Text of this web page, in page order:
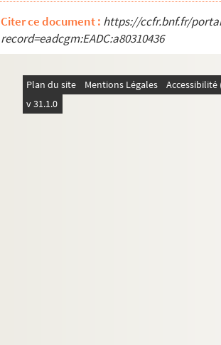
Citer ce document : https://ccfr.bnf.fr/
record=eadcgm:EADC:a80310436
Plan du site Mentions Légales
v 31.1.0